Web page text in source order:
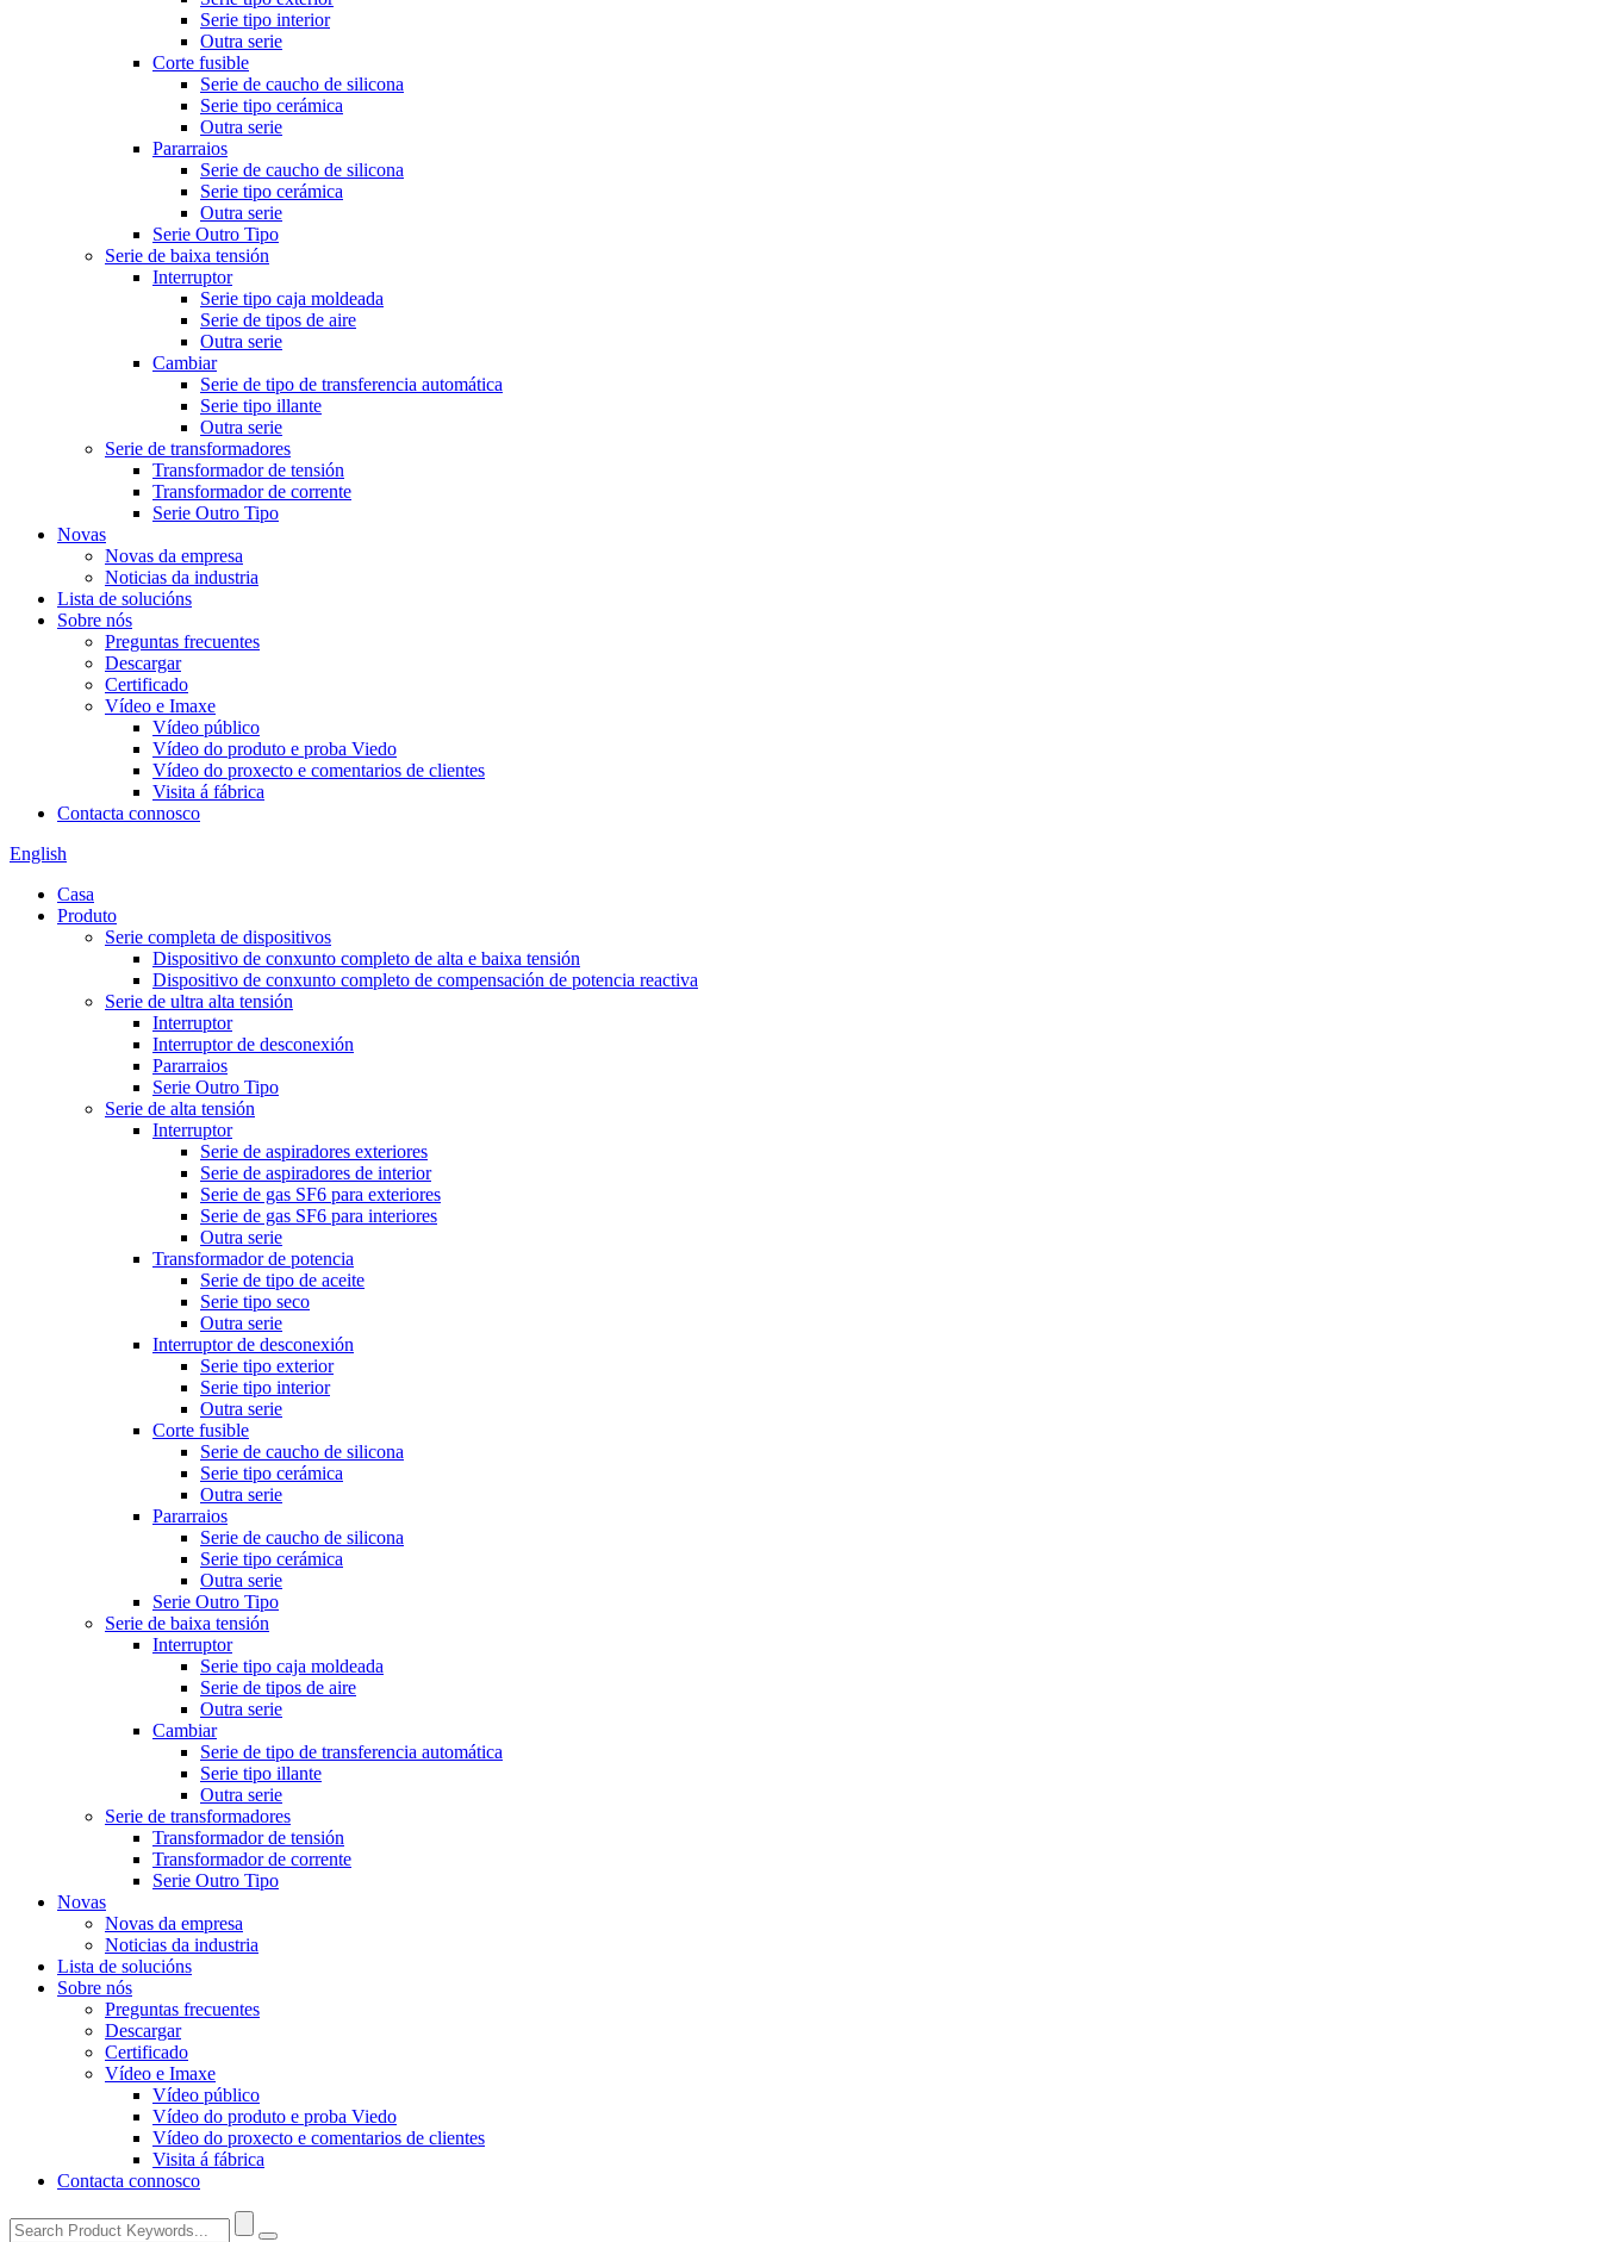
Serie tipo interior
Outra serie
Corte fusible
Serie de caucho de silicona
Serie tipo cerámica
Outra serie
Pararraios
Serie de caucho de silicona
Serie tipo cerámica
Outra serie
Serie Outro Tipo
Serie de baixa tensión
Interruptor
Serie tipo caja moldeada
Serie de tipos de aire
Outra serie
Cambiar
Serie de tipo de transferencia automática
Serie tipo illante
Outra serie
Serie de transformadores
Transformador de tensión
Transformador de corrente
Serie Outro Tipo
Novas
Novas da empresa
Noticias da industria
Lista de solucións
Sobre nós
Preguntas frecuentes
Descargar
Certificado
Vídeo e Imaxe
Vídeo público
Vídeo do produto e proba Viedo
Vídeo do proxecto e comentarios de clientes
Visita á fábrica
Contacta connosco
English
Casa
Produto
Serie completa de dispositivos
Dispositivo de conxunto completo de alta e baixa tensión
Dispositivo de conxunto completo de compensación de potencia reactiva
Serie de ultra alta tensión
Interruptor
Interruptor de desconexión
Pararraios
Serie Outro Tipo
Serie de alta tensión
Interruptor
Serie de aspiradores exteriores
Serie de aspiradores de interior
Serie de gas SF6 para exteriores
Serie de gas SF6 para interiores
Outra serie
Transformador de potencia
Serie de tipo de aceite
Serie tipo seco
Outra serie
Interruptor de desconexión
Serie tipo exterior
Serie tipo interior
Outra serie
Corte fusible
Serie de caucho de silicona
Serie tipo cerámica
Outra serie
Pararraios
Serie de caucho de silicona
Serie tipo cerámica
Outra serie
Serie Outro Tipo
Serie de baixa tensión
Interruptor
Serie tipo caja moldeada
Serie de tipos de aire
Outra serie
Cambiar
Serie de tipo de transferencia automática
Serie tipo illante
Outra serie
Serie de transformadores
Transformador de tensión
Transformador de corrente
Serie Outro Tipo
Novas
Novas da empresa
Noticias da industria
Lista de solucións
Sobre nós
Preguntas frecuentes
Descargar
Certificado
Vídeo e Imaxe
Vídeo público
Vídeo do produto e proba Viedo
Vídeo do proxecto e comentarios de clientes
Visita á fábrica
Contacta connosco